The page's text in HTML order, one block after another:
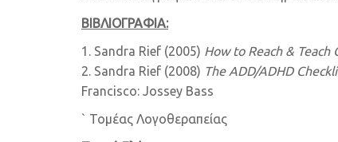
ΒΙΒΛΙΟΓΡΑΦΙΑ:
Sandra Rief (2005) How to Reach &
Sandra Rief (2008) The ADD/ADHD
Francisco: Jossey Bass
` Τομέας Λογοθεραπείας